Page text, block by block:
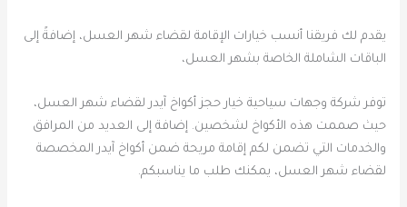
يقدم لك فريقنا أنسب خيارات الإقامة لقضاء شهر العسل، إضافةً إلى
الباقات الشاملة الخاصة بشهر العسل،
توفر شركة وجهات سياحية خيار حجز أكواخ آيدر لقضاء شهر العسل،
حيث صممت هذه الأكواخ لشخصين. إضافة إلى العديد من المرافق
والخدمات التي تضمن لكم إقامة مريحة ضمن أكواخ آيدر المخصصة
لقضاء شهر العسل، يمكنك طلب ما يناسبكم.